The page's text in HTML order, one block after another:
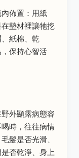
內佈置：用紙
墊材裡讓牠挖
紙棉、乾
保持心智活
外顯露病態容
時，往往病情
髮是否光滑、
否乾淨、身上